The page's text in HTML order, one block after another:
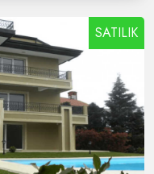
SATILIK